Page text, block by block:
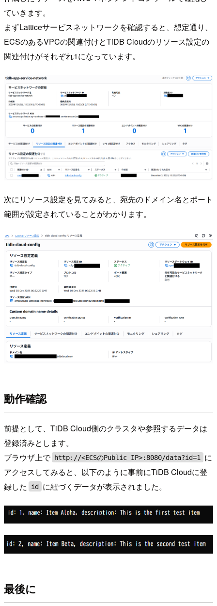
ていきます。
まずLatticeサービスネットワークを確認すると、想定通り、
ECSのあるVPCの関連付けとTiDB Cloudのリソース設定の
関連付けがそれぞれ1になっています。
次にリソース設定を見てみると、宛先のドメイン名とポート
範囲が設定されていることがわかります。
動作確認
前提として、TiDB Cloud側のクラスタや参照するデータは
登録済みとします。
ブラウザ上で http://<ECSのPublic IP>:8080/data?id=1
に
アクセスしてみると、以下のように事前にTiDB Cloudに登
録した
id に紐づくデータが表示されました。
最後に